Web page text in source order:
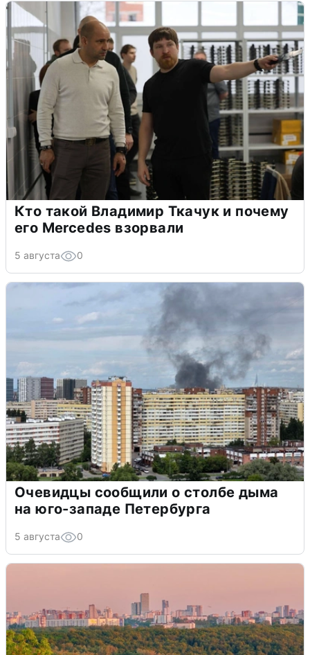
Кто такой Владимир Ткачук и почему
его Mercedes взорвали
5 августа 0
Очевидцы сообщили о столбе дыма
на юго-западе Петербурга
5 августа 0